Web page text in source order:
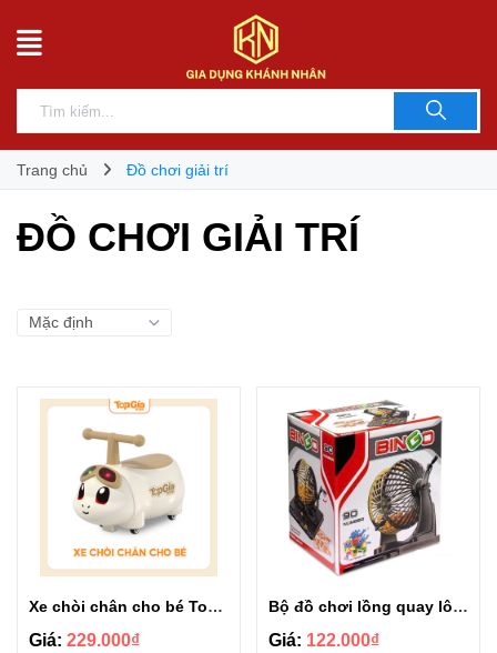
Trang chủ Đồ chơi giải trí
ĐỒ CHƠI GIẢI TRÍ
Xe chòi chân cho bé Topgiakids
Giá: 229.000₫
Bộ đồ chơi lồng quay lô tô 90 số Bingo
Giá: 122.000₫